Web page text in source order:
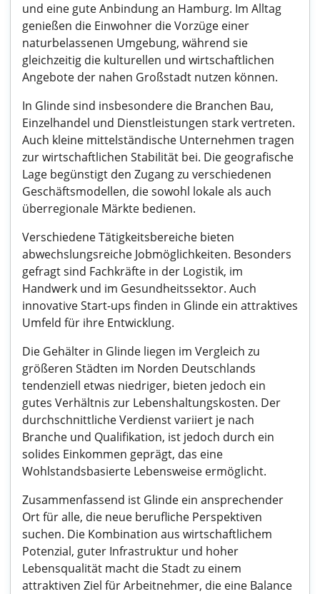
und eine gute Anbindung an Hamburg. Im Alltag
genießen die Einwohner die Vorzüge einer
naturbelassenen Umgebung, während sie
gleichzeitig die kulturellen und wirtschaftlichen
Angebote der nahen Großstadt nutzen können.
In Glinde sind insbesondere die Branchen Bau,
Einzelhandel und Dienstleistungen stark vertreten.
Auch kleine mittelständische Unternehmen tragen
zur wirtschaftlichen Stabilität bei. Die geografische
Lage begünstigt den Zugang zu verschiedenen
Geschäftsmodellen, die sowohl lokale als auch
überregionale Märkte bedienen.
Verschiedene Tätigkeitsbereiche bieten
abwechslungsreiche Jobmöglichkeiten. Besonders
gefragt sind Fachkräfte in der Logistik, im
Handwerk und im Gesundheitssektor. Auch
innovative Start-ups finden in Glinde ein attraktives
Umfeld für ihre Entwicklung.
Die Gehälter in Glinde liegen im Vergleich zu
größeren Städten im Norden Deutschlands
tendenziell etwas niedriger, bieten jedoch ein
gutes Verhältnis zur Lebenshaltungskosten. Der
durchschnittliche Verdienst variiert je nach
Branche und Qualifikation, ist jedoch durch ein
solides Einkommen geprägt, das eine
Wohlstandsbasierte Lebensweise ermöglicht.
Zusammenfassend ist Glinde ein ansprechender
Ort für alle, die neue berufliche Perspektiven
suchen. Die Kombination aus wirtschaftlichem
Potenzial, guter Infrastruktur und hoher
Lebensqualität macht die Stadt zu einem
attraktiven Ziel für Arbeitnehmer, die eine Balance